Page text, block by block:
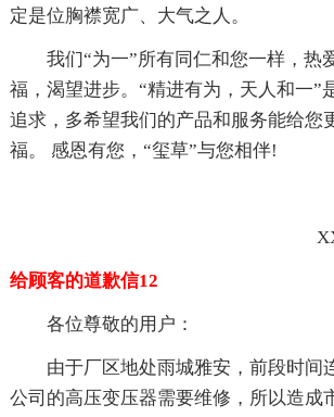
定是位胸襟宽广、大气之人。
我们“为一”所有同仁和您一样，热
福，渴望进步。“精进有为，天人和一”
追求，多希望我们的产品和服务能给您
福。 感恩有您，“玺草”与您相伴!
给顾客的道歉信12
各位尊敬的用户：
由于厂区地处雨城雅安，前段时间
公司的高压变压器需要维修，所以造成